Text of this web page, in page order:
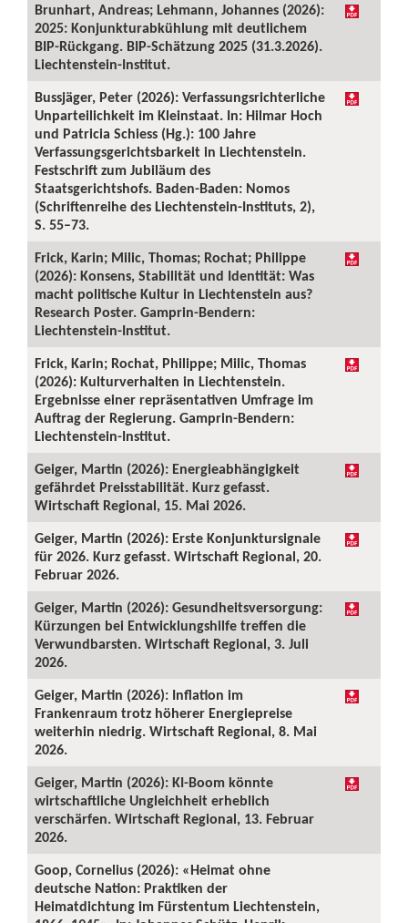
Brunhart, Andreas; Lehmann, Johannes (2026):
2025: Konjunkturabkühlung mit deutlichem
BIP-Rückgang. BIP-Schätzung 2025 (31.3.2026).
Liechtenstein-Institut.
Bussjäger, Peter (2026): Verfassungsrichterliche
Unparteilichkeit im Kleinstaat. In: Hilmar Hoch
und Patricia Schiess (Hg.): 100 Jahre
Verfassungsgerichtsbarkeit in Liechtenstein.
Festschrift zum Jubiläum des
Staatsgerichtshofs. Baden-Baden: Nomos
(Schriftenreihe des Liechtenstein-Instituts, 2),
S. 55–73.
Frick, Karin; Milic, Thomas; Rochat; Philippe
(2026): Konsens, Stabilität und Identität: Was
macht politische Kultur in Liechtenstein aus?
Research Poster. Gamprin-Bendern:
Liechtenstein-Institut.
Frick, Karin; Rochat, Philippe; Milic, Thomas
(2026): Kulturverhalten in Liechtenstein.
Ergebnisse einer repräsentativen Umfrage im
Auftrag der Regierung. Gamprin-Bendern:
Liechtenstein-Institut.
Geiger, Martin (2026): Energieabhängigkeit
gefährdet Preisstabilität. Kurz gefasst.
Wirtschaft Regional, 15. Mai 2026.
Geiger, Martin (2026): Erste Konjunktursignale
für 2026. Kurz gefasst. Wirtschaft Regional, 20.
Februar 2026.
Geiger, Martin (2026): Gesundheitsversorgung:
Kürzungen bei Entwicklungshilfe treffen die
Verwundbarsten. Wirtschaft Regional, 3. Juli
2026.
Geiger, Martin (2026): Inflation im
Frankenraum trotz höherer Energiepreise
weiterhin niedrig. Wirtschaft Regional, 8. Mai
2026.
Geiger, Martin (2026): KI-Boom könnte
wirtschaftliche Ungleichheit erheblich
verschärfen. Wirtschaft Regional, 13. Februar
2026.
Goop, Cornelius (2026): «Heimat ohne
deutsche Nation: Praktiken der
Heimatdichtung im Fürstentum Liechtenstein,